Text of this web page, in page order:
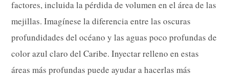
factores, incluida la pérdida de volumen en el área de las
mejillas. Imagínese la diferencia entre las oscuras
profundidades del océano y las aguas poco profundas de
color azul claro del Caribe. Inyectar relleno en estas
áreas más profundas puede ayudar a hacerlas más